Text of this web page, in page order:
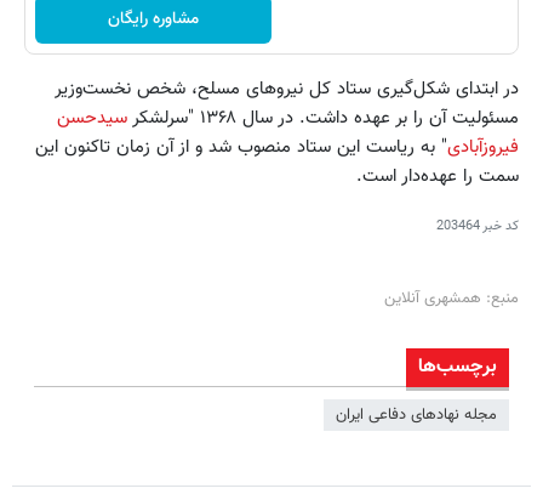
مشاوره رایگان
در ابتدای شکل‌گیری ستاد کل نیروهای مسلح، شخص نخست‌وزیر
مسئولیت آن را بر عهده داشت. در سال ۱۳۶۸ "سرلشکر
سیدحسن
فیروزآبادی" به ریاست این ستاد منصوب شد و از آن زمان تاکنون این
سمت را عهده‌دار است.
کد خبر203464
منبع: همشهری آنلاین
برچسب‌ها
مجله نهادهای دفاعی ایران